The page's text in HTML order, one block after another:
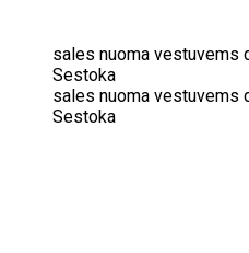
sales nuoma vestuvems
Sestoka
sales nuoma vestuvems
Sestoka